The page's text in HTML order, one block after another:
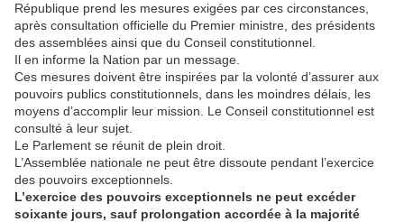
République prend les mesures exigées par ces circonstances,
après consultation officielle du Premier ministre, des présidents
des assemblées ainsi que du Conseil constitutionnel.
Il en informe la Nation par un message.
Ces mesures doivent être inspirées par la volonté d’assurer aux
pouvoirs publics constitutionnels, dans les moindres délais, les
moyens d’accomplir leur mission. Le Conseil constitutionnel est
consulté à leur sujet.
Le Parlement se réunit de plein droit.
L’Assemblée nationale ne peut être dissoute pendant l’exercice
des pouvoirs exceptionnels.
L’exercice des pouvoirs exceptionnels ne peut excéder
soixante jours, sauf prolongation accordée à la majorité